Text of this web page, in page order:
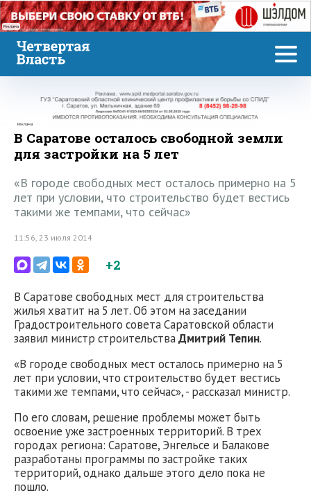
Реклама
Реклама
В Саратове осталось свободной земли
для застройки на 5 лет
«В городе свободных мест осталось примерно на 5
лет при условии, что строительство будет вестись
такими же темпами, что сейчас»
11:56, 23 июля 2014
+2
В Саратове свободных мест для строительства
жилья хватит на 5 лет. Об этом на заседании
Градостроительного совета Саратовской области
заявил министр строительстваДмитрий Тепин.
«В городе свободных мест осталось примерно на 5
лет при условии, что строительство будет вестись
такими же темпами, что сейчас», - рассказал министр.
По его словам, решение проблемы может быть
освоение уже застроенных территорий. В трех
городах региона: Саратове, Энгельсе и Балакове
разработаны программы по застройке таких
территорий, однако дальше этого дело пока не
пошло.